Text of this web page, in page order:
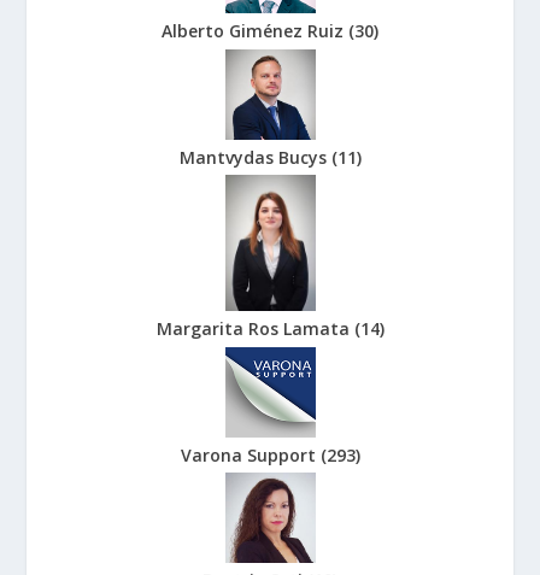
Alberto Giménez Ruiz (30)
Mantvydas Bucys (11)
Margarita Ros Lamata (14)
Varona Support (293)